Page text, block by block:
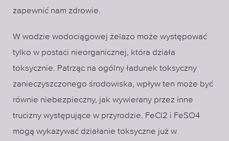
zapewnić nam zdrowie.
W wodzie wodociągowej żelazo może występować
tylko w postaci nieorganicznej, która działa
toksycznie. Patrząc na ogólny ładunek toksyczny
zanieczyszczonego środowiska, wpływ ten może być
równie niebezpieczny, jak wywierany przez inne
trucizny występujące w przyrodzie. FeCl2 i FeSO4
mogą wykazywać działanie toksyczne już w